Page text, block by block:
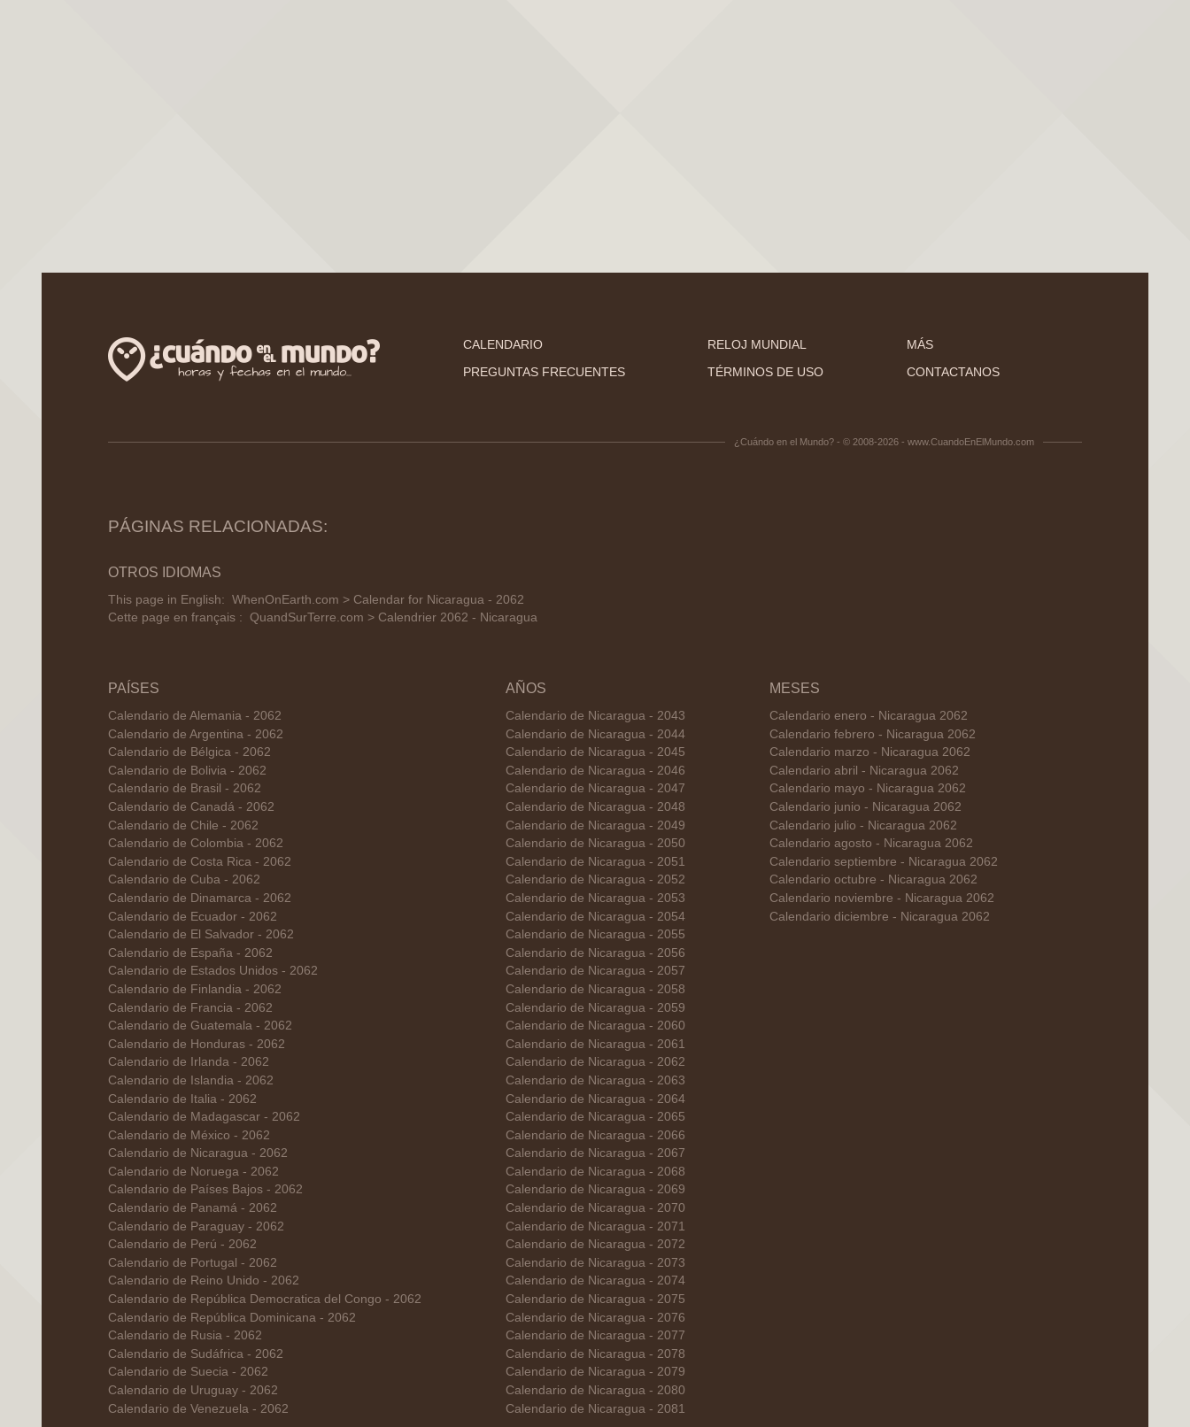
CALENDARIO RELOJ MUNDIAL
MÁS
PREGUNTAS FRECUENTES
TÉRMINOS DE USO CONTACTANOS
¿Cuándo en el Mundo? - © 2008-2026 - www.CuandoEnElMundo.com
PÁGINAS RELACIONADAS:
OTROS IDIOMAS
This page in English: WhenOnEarth.com > Calendar for Nicaragua - 2062
Cette page en français : QuandSurTerre.com > Calendrier 2062 - Nicaragua
PAÍSES
Calendario de Alemania - 2062
Calendario de Argentina - 2062
Calendario de Bélgica - 2062
Calendario de Bolivia - 2062
Calendario de Brasil - 2062
Calendario de Canadá - 2062
Calendario de Chile - 2062
Calendario de Colombia - 2062
Calendario de Costa Rica - 2062
Calendario de Cuba - 2062
Calendario de Dinamarca - 2062
Calendario de Ecuador - 2062
Calendario de El Salvador - 2062
Calendario de España - 2062
Calendario de Estados Unidos - 2062
Calendario de Finlandia - 2062
Calendario de Francia - 2062
Calendario de Guatemala - 2062
Calendario de Honduras - 2062
Calendario de Irlanda - 2062
Calendario de Islandia - 2062
Calendario de Italia - 2062
Calendario de Madagascar - 2062
Calendario de México - 2062
Calendario de Nicaragua - 2062
Calendario de Noruega - 2062
Calendario de Países Bajos - 2062
Calendario de Panamá - 2062
Calendario de Paraguay - 2062
Calendario de Perú - 2062
Calendario de Portugal - 2062
Calendario de Reino Unido - 2062
Calendario de República Democratica del Congo - 2062
Calendario de República Dominicana - 2062
Calendario de Rusia - 2062
Calendario de Sudáfrica - 2062
Calendario de Suecia - 2062
Calendario de Uruguay - 2062
Calendario de Venezuela - 2062
AÑOS
Calendario de Nicaragua - 2043
Calendario de Nicaragua - 2044
Calendario de Nicaragua - 2045
Calendario de Nicaragua - 2046
Calendario de Nicaragua - 2047
Calendario de Nicaragua - 2048
Calendario de Nicaragua - 2049
Calendario de Nicaragua - 2050
Calendario de Nicaragua - 2051
Calendario de Nicaragua - 2052
Calendario de Nicaragua - 2053
Calendario de Nicaragua - 2054
Calendario de Nicaragua - 2055
Calendario de Nicaragua - 2056
Calendario de Nicaragua - 2057
Calendario de Nicaragua - 2058
Calendario de Nicaragua - 2059
Calendario de Nicaragua - 2060
Calendario de Nicaragua - 2061
Calendario de Nicaragua - 2062
Calendario de Nicaragua - 2063
Calendario de Nicaragua - 2064
Calendario de Nicaragua - 2065
Calendario de Nicaragua - 2066
Calendario de Nicaragua - 2067
Calendario de Nicaragua - 2068
Calendario de Nicaragua - 2069
Calendario de Nicaragua - 2070
Calendario de Nicaragua - 2071
Calendario de Nicaragua - 2072
Calendario de Nicaragua - 2073
Calendario de Nicaragua - 2074
Calendario de Nicaragua - 2075
Calendario de Nicaragua - 2076
Calendario de Nicaragua - 2077
Calendario de Nicaragua - 2078
Calendario de Nicaragua - 2079
Calendario de Nicaragua - 2080
Calendario de Nicaragua - 2081
MESES
Calendario enero - Nicaragua 2062
Calendario febrero - Nicaragua 2062
Calendario marzo - Nicaragua 2062
Calendario abril - Nicaragua 2062
Calendario mayo - Nicaragua 2062
Calendario junio - Nicaragua 2062
Calendario julio - Nicaragua 2062
Calendario agosto - Nicaragua 2062
Calendario septiembre - Nicaragua 2062
Calendario octubre - Nicaragua 2062
Calendario noviembre - Nicaragua 2062
Calendario diciembre - Nicaragua 2062